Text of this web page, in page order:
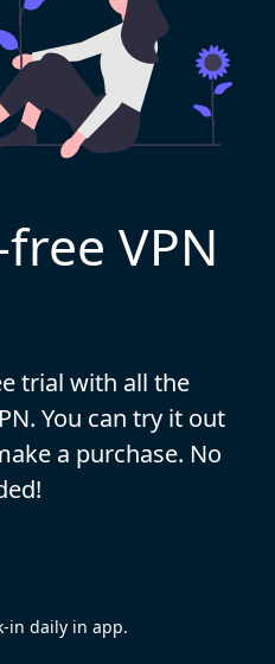
VPN
trial with all the
You can try it out
a purchase. No
in daily in app.